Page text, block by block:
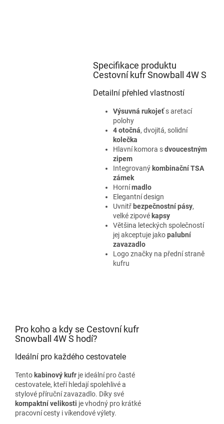
Specifikace produktu
Cestovní kufr Snowball 4W S
Detailní přehled vlastností
Výsuvná rukojeťs aretací
polohy
4 otočná, dvojitá, solidní
kolečka
Hlavní komora sdvoucestným
zipem
Integrovaný kombinační TSA
zámek
Hornímadlo
Elegantní design
Uvnitř bezpečnostní pásy,
velké zipové kapsy
Většina leteckých společností
jej akceptuje jakopalubní
zavazadlo
Logo značky na přední straně
kufru
Pro koho a kdy se Cestovní kufr
Snowball 4W S hodí?
Ideální pro každého cestovatele
Tento kabinový kufr je ideální pro časté
cestovatele, kteří hledají spolehlivé a
stylové příruční zavazadlo. Díky své
kompaktní velikosti je vhodný pro krátké
pracovní cesty i víkendové výlety.